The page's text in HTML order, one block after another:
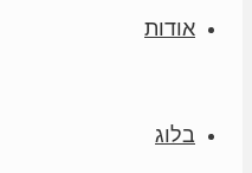
אודות
בלוג